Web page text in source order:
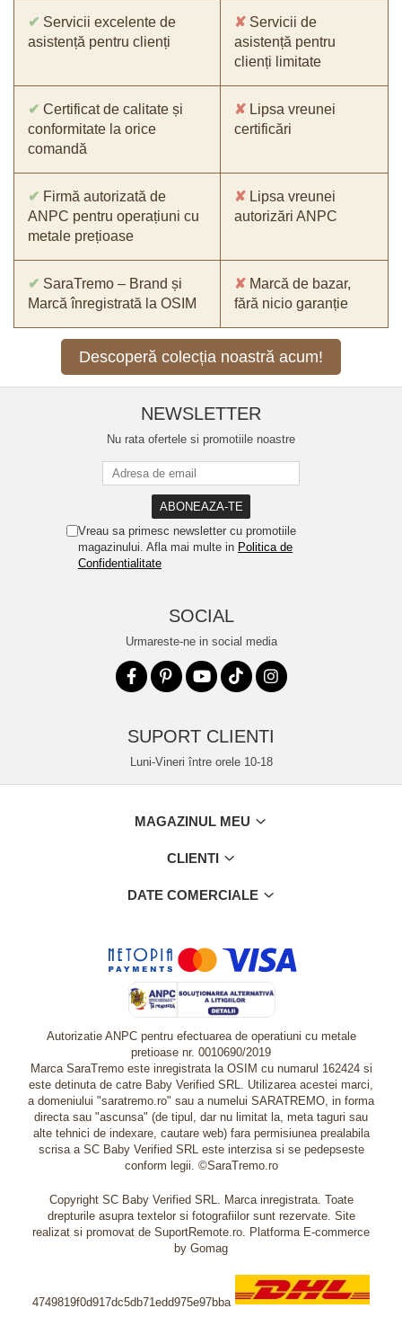
✔ Servicii excelente de
asistență pentru clienți
✘ Servicii de
asistență pentru
clienți limitate
✔ Certificat de calitate și
conformitate la orice
comandă
✘ Lipsa vreunei
certificări
✔ Firmă autorizată de
ANPC pentru operațiuni cu
metale prețioase
✘ Lipsa vreunei
autorizări ANPC
✔ SaraTremo – Brand și
Marcă înregistrată la OSIM
✘ Marcă de bazar,
fără nicio garanție
Descoperă colecția noastră acum!
NEWSLETTER
Nu rata ofertele si promotiile noastre
Vreau sa primesc newsletter cu promotiile
magazinului. Afla mai multe in Politica de
Confidentialitate
SOCIAL
Urmareste-ne in social media
SUPORT CLIENTI
Luni-Vineri între orele 10-18
MAGAZINUL MEU
CLIENTI
DATE COMERCIALE
Autorizatie ANPC pentru efectuarea de operatiuni cu metale
pretioase nr. 0010690/2019
Marca SaraTremo este inregistrata la OSIM cu numarul 162424 si
este detinuta de catre Baby Verified SRL. Utilizarea acestei marci,
a domeniului "saratremo.ro" sau a numelui SARATREMO, in forma
directa sau "ascunsa" (de tipul, dar nu limitat la, meta taguri sau
alte tehnici de indexare, cautare web) fara permisiunea prealabila
scrisa a SC Baby Verified SRL este interzisa si se pedepseste
conform legii. ©SaraTremo.ro
Copyright SC Baby Verified SRL. Marca inregistrata. Toate
drepturile asupra textelor si fotografiilor sunt rezervate. Site
realizat si promovat de SuportRemote.ro. Platforma E-commerce
by Gomag
4749819f0d917dc5db71edd975e97bba